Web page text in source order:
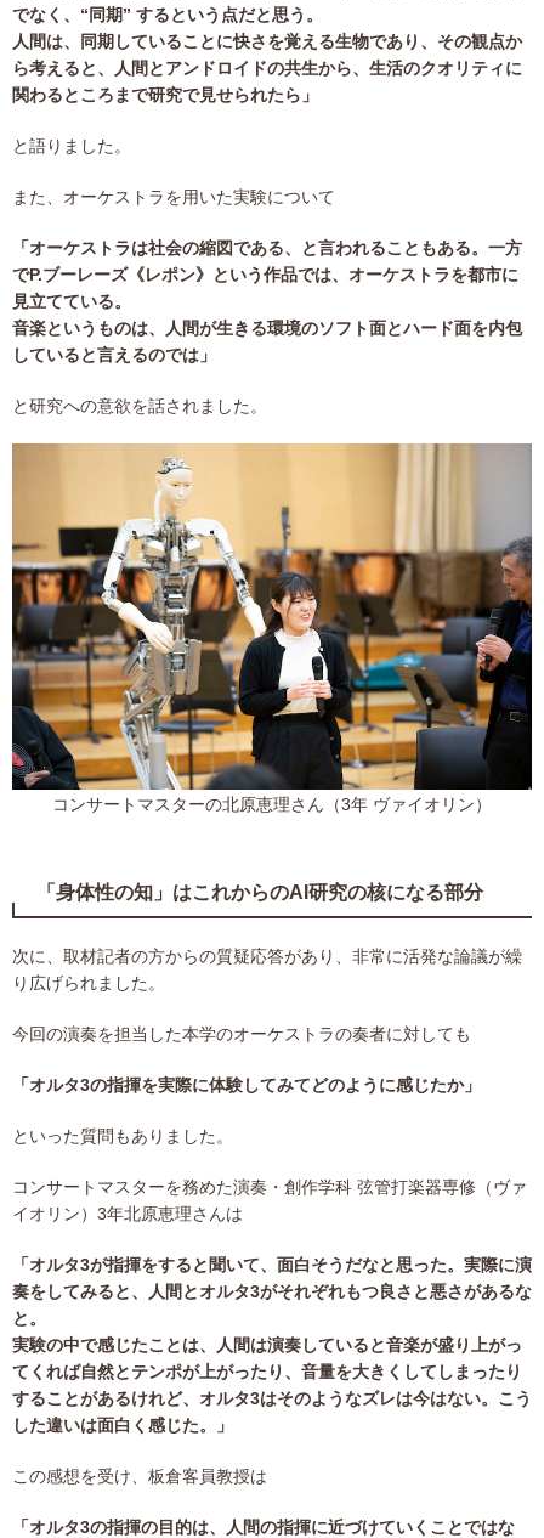
でなく、“同期” するという点だと思う。
人間は、同期していることに快さを覚える生物であり、その観点か
ら考えると、人間とアンドロイドの共生から、生活のクオリティに
関わるところまで研究で見せられたら」
と語りました。
また、オーケストラを用いた実験について
「オーケストラは社会の縮図である、と言われることもある。一方
でP.ブーレーズ《レポン》という作品では、オーケストラを都市に
見立てている。
音楽というものは、人間が生きる環境のソフト面とハード面を内包
していると言えるのでは」
と研究への意欲を話されました。
コンサートマスターの北原恵理さん（3年 ヴァイオリン）
「身体性の知」はこれからのAI研究の核になる部分
次に、取材記者の方からの質疑応答があり、非常に活発な論議が繰
り広げられました。
今回の演奏を担当した本学のオーケストラの奏者に対しても
「オルタ3の指揮を実際に体験してみてどのように感じたか」
といった質問もありました。
コンサートマスターを務めた演奏・創作学科 弦管打楽器専修（ヴァ
イオリン）3年北原恵理さんは
「オルタ3が指揮をすると聞いて、面白そうだなと思った。実際に演
奏をしてみると、人間とオルタ3がそれぞれもつ良さと悪さがあるな
と。
実験の中で感じたことは、人間は演奏していると音楽が盛り上がっ
てくれば自然とテンポが上がったり、音量を大きくしてしまったり
することがあるけれど、オルタ3はそのようなズレは今はない。こう
した違いは面白く感じた。」
この感想を受け、板倉客員教授は
「オルタ3の指揮の目的は、人間の指揮に近づけていくことではな